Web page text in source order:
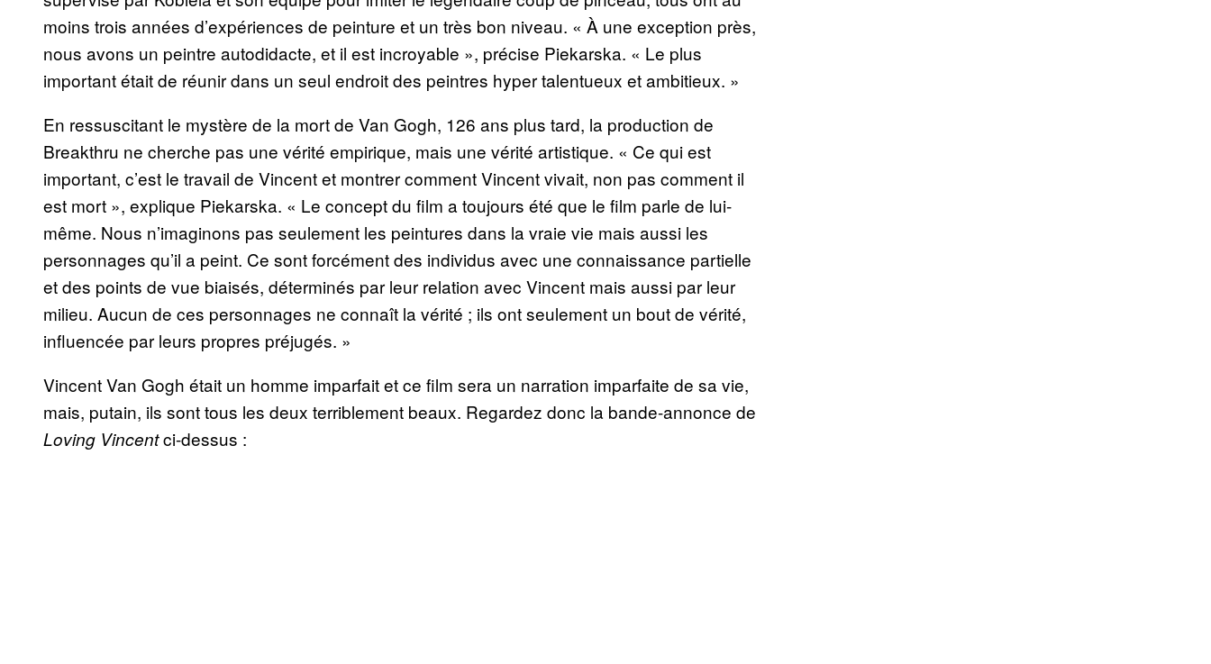
moins trois années d’expériences de peinture et un très bon niveau. « À une exception près,
nous avons un peintre autodidacte, et il est incroyable », précise Piekarska. « Le plus
important était de réunir dans un seul endroit des peintres hyper talentueux et ambitieux. »
En ressuscitant le mystère de la mort de Van Gogh, 126 ans plus tard, la production de
Breakthru ne cherche pas une vérité empirique, mais une vérité artistique. « Ce qui est
important, c’est le travail de Vincent et montrer comment Vincent vivait, non pas comment il
est mort », explique Piekarska. « Le concept du film a toujours été que le film parle de lui-
même. Nous n’imaginons pas seulement les peintures dans la vraie vie mais aussi les
personnages qu’il a peint. Ce sont forcément des individus avec une connaissance partielle
et des points de vue biaisés, déterminés par leur relation avec Vincent mais aussi par leur
milieu. Aucun de ces personnages ne connaît la vérité ; ils ont seulement un bout de vérité,
influencée par leurs propres préjugés. »
Vincent Van Gogh était un homme imparfait et ce film sera un narration imparfaite de sa vie,
mais, putain, ils sont tous les deux terriblement beaux. Regardez donc la bande-annonce de
Loving Vincentci-dessus :